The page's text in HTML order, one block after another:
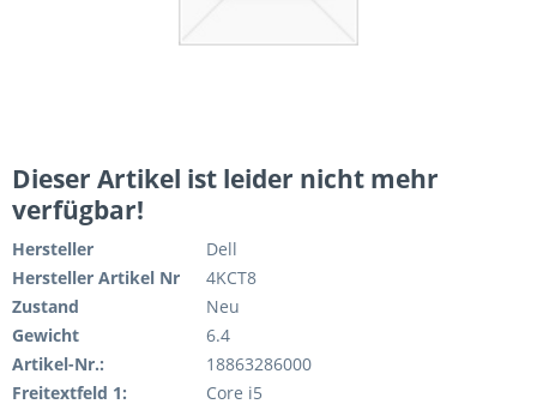
Dieser Artikel ist leider nicht mehr
verfügbar!
Hersteller
Dell
Hersteller Artikel Nr
4KCT8
Zustand
Neu
Gewicht
6.4
Artikel-Nr.:
18863286000
Freitextfeld 1:
Core i5